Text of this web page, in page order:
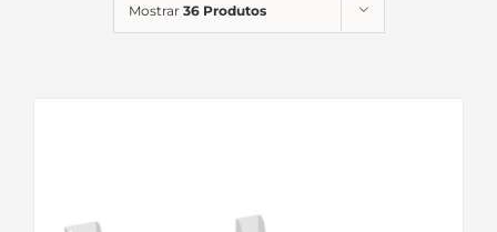
Mostrar 36 Produtos